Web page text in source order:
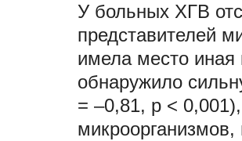
У больных ХГВ
представителей
имела место иная
обнаружило
= –0,81, p <